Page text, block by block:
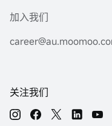
加入我们
关注我们